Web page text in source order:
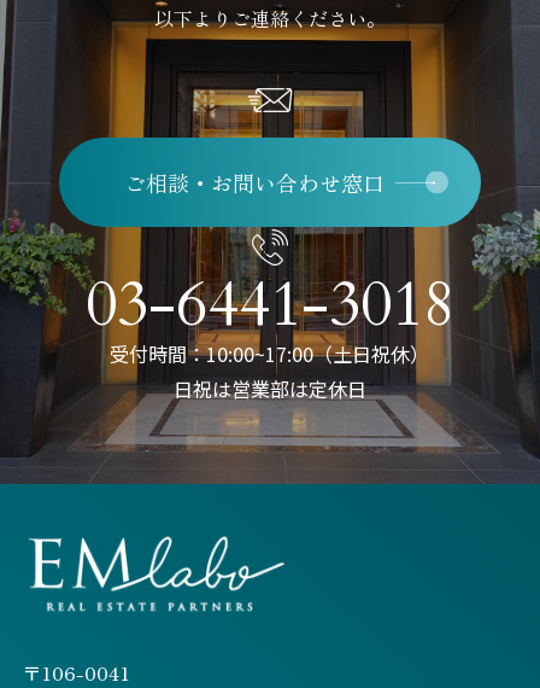
以下よりご連絡ください。
ご相談・お問い合わせ窓口
03-6441-3018
受付時間：10:00~17:00（土日祝休）
日祝は営業部は定休日
〒106-0041